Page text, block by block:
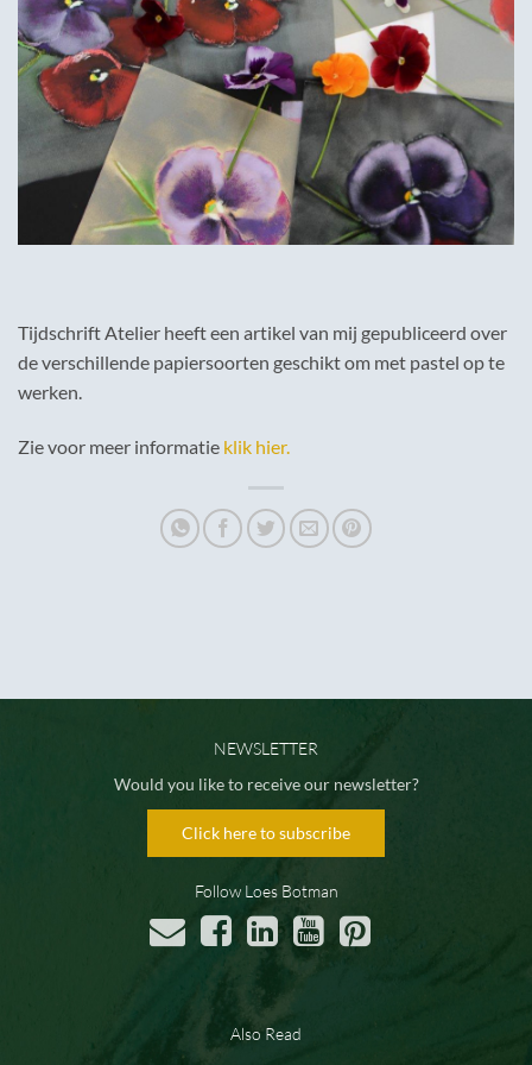
Tijdschrift Atelier heeft een artikel van mij gepubliceerd over
de verschillende papiersoorten geschikt om met pastel op te
werken.
Zie voor meer informatie klik hier.
NEWSLETTER
Would you like to receive our newsletter?
Click here to subscribe
Follow Loes Botman
Also Read